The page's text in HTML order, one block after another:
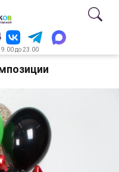
до 23.00